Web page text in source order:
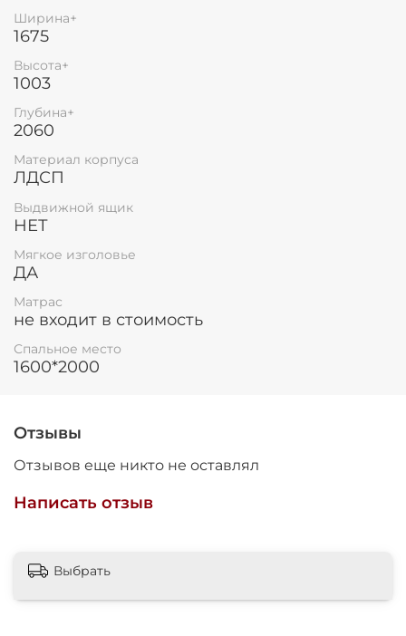
Ширина+
1675
Высота+
1003
Глубина+
2060
Материал корпуса
ЛДСП
Выдвижной ящик
НЕТ
Мягкое изголовье
ДА
Матрас
не входит в стоимость
Спальное место
1600*2000
Отзывы
Отзывов еще никто не оставлял
Написать отзыв
Выбрать